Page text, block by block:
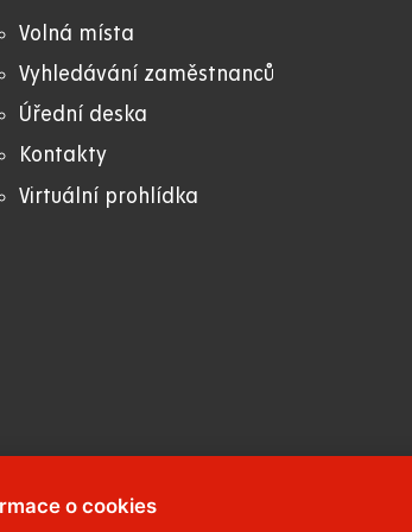
Volná místa
Vyhledávání zaměstnanců
Úřední deska
Kontakty
Virtuální prohlídka
o cookies